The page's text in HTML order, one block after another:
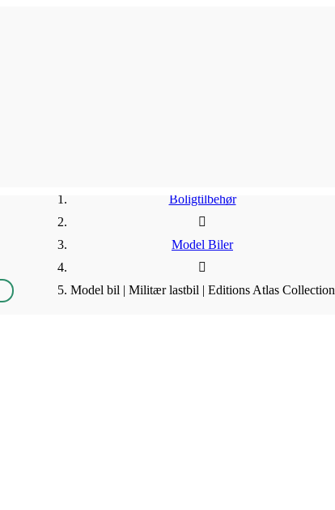
Boligtilbehør
Model Biler
Model bil | Militær lastbil | Editions Atlas Collection